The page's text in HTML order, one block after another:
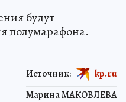
будут
полумарафона.
Марина МАКОВЛЕВА
Источник: kp.ru